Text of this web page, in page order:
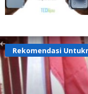
Rekomendasi